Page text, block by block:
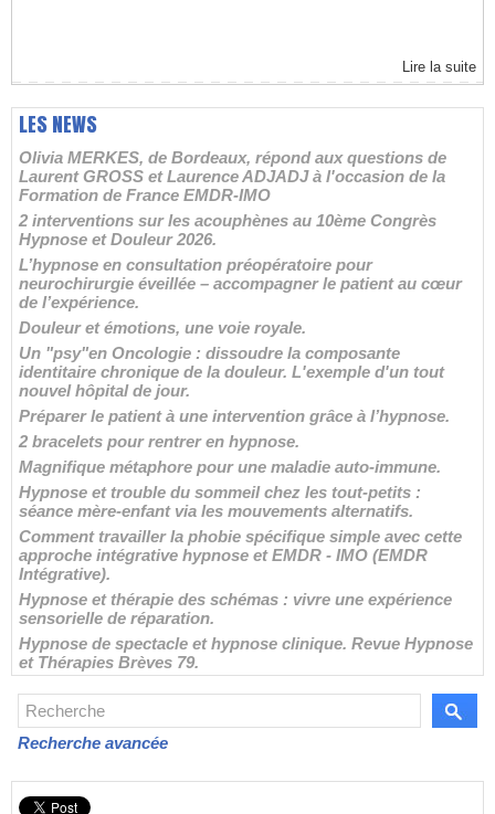
Lire la suite
LES NEWS
Olivia MERKES, de Bordeaux, répond aux questions de
Laurent GROSS et Laurence ADJADJ à l'occasion de la
Formation de France EMDR-IMO
2 interventions sur les acouphènes au 10ème Congrès
Hypnose et Douleur 2026.
L’hypnose en consultation préopératoire pour
neurochirurgie éveillée – accompagner le patient au cœur
de l’expérience.
Douleur et émotions, une voie royale.
Un "psy"en Oncologie : dissoudre la composante
identitaire chronique de la douleur. L'exemple d'un tout
nouvel hôpital de jour.
Préparer le patient à une intervention grâce à l’hypnose.
2 bracelets pour rentrer en hypnose.
Magnifique métaphore pour une maladie auto-immune.
Hypnose et trouble du sommeil chez les tout-petits :
séance mère-enfant via les mouvements alternatifs.
Comment travailler la phobie spécifique simple avec cette
approche intégrative hypnose et EMDR - IMO (EMDR
Intégrative).
Hypnose et thérapie des schémas : vivre une expérience
sensorielle de réparation.
Hypnose de spectacle et hypnose clinique. Revue Hypnose
et Thérapies Brèves 79.
Recherche avancée